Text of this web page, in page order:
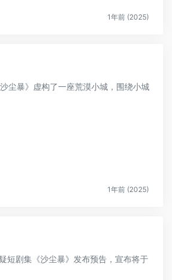
1年前 (2025)
尘暴》虚构了一座荒漠小城，围绕小城
1年前 (2025)
短剧集《沙尘暴》发布预告，宣布将于